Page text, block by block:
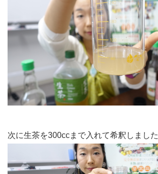
次に生茶を300ccまで入れて希釈しました